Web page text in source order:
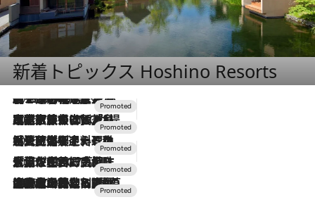
新着トピックス Hoshino Resorts
2026.8.7
【トンボの足水浴】ヒノキの香りに包まれて涼感マックス！約13℃の湧水かけ流しを避暑地「星野温泉 トンボの湯」で体験
2026.7.31
【ホテル帰省】という選択肢をOMOが提案。家族とほどよい距離を保つには「昼は実家、夜は気兼ねなくホテルで！」
2026.7.24
【夏限定ディナーコース】旬を迎える稚鮎や花ズッキーニなどをイタリア・トスカーナの郷土料理の手法で満喫！
2026.7.17
「土佐和ハーブかき氷」がOMO7高知に登場！生姜、山椒、大葉など目にも舌にも涼を呼ぶ郷土の味
2026.7.10
NEW OPEN！【界 草津】名湯の地に誕生。趣の異なる2種の温泉と上州ならではの会席・蕎麦割烹など美食を味わう究極の癒やし旅